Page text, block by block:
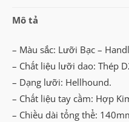
OTF
(SV-
BK)
số
lượng
Mô tả
– Màu sắc: Lưỡi Bạc –
– Chất liệu lưỡi dao: Thép
– Dạng lưỡi: Hellhound.
– Chất liệu tay cầm: Hợp
– Chiều dài tổng thể: